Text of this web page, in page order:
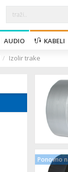
AUDIO KABELI
Izolir trake
Ponovno